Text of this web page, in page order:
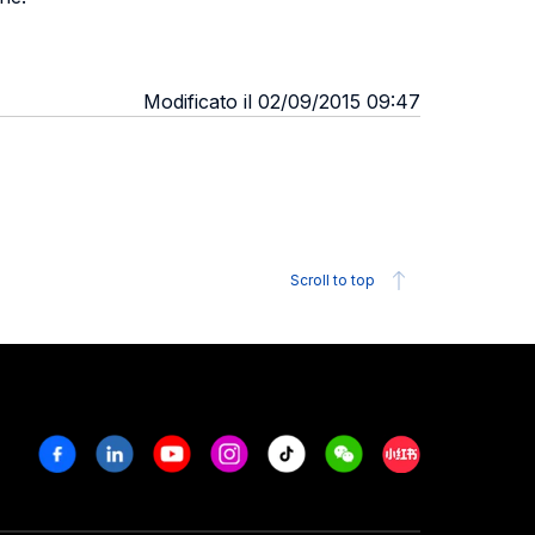
Modificato il 02/09/2015 09:47
Scroll to top
FacebookLinkedinYoutubeInstagram
Tiktok WeechatXiaohongshu/